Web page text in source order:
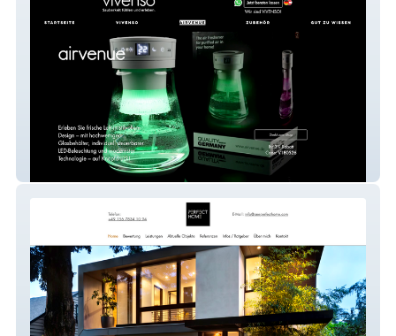
Premium Reinigungssystem Excellence